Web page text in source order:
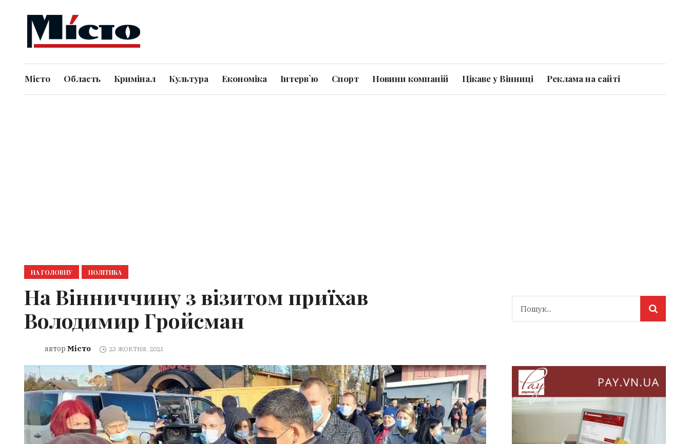
Місто Область Кримінал Культура Економіка Інтерв`ю Спорт Новини компаній Цікаве у Вінниці Реклама на сайті
НА ГОЛОВНУ ПОЛІТИКА
На Вінниччину з візитом приїхав
Володимир Гройсман
автор Місто 23 ЖОВТНЯ, 2021